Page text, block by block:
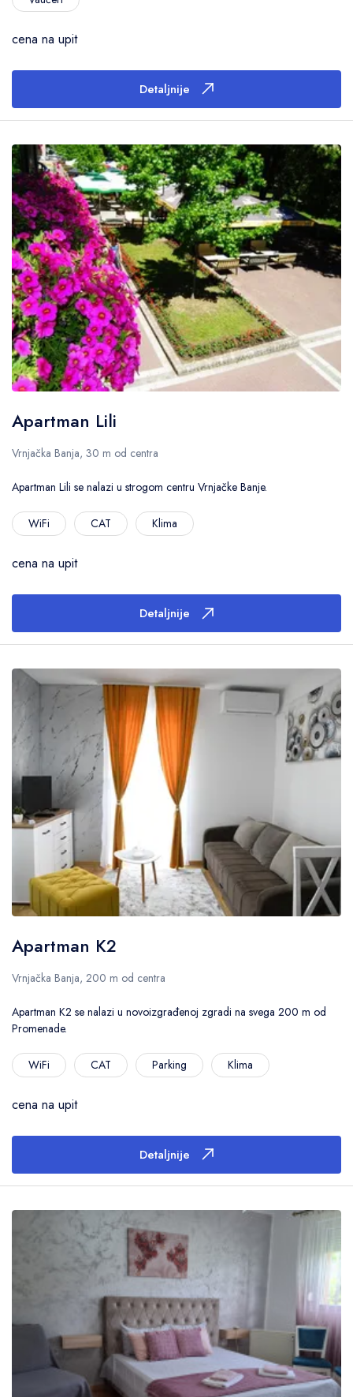
cena na upit
Detaljnije
Apartman Lili
Vrnjačka Banja, 30 m od centra
Apartman Lili se nalazi u strogom centru Vrnjačke Banje.
WiFi CAT Klima
cena na upit
Detaljnije
Apartman K2
Vrnjačka Banja, 200 m od centra
Apartman K2 se nalazi u novoizgrađenoj zgradi na svega 200 m od
Promenade.
WiFi CAT Parking Klima
cena na upit
Detaljnije